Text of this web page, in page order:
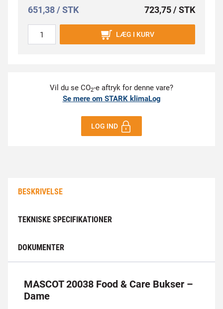
651,38 / STK 723,75 / STK
LÆG I KURV
Vil du se CO2-e aftryk for denne vare?
Se mere om STARK klimaLog
LOG IND
BESKRIVELSE
TEKNISKE SPECIFIKATIONER
DOKUMENTER
MASCOT 20038 Food & Care Bukser –
Dame